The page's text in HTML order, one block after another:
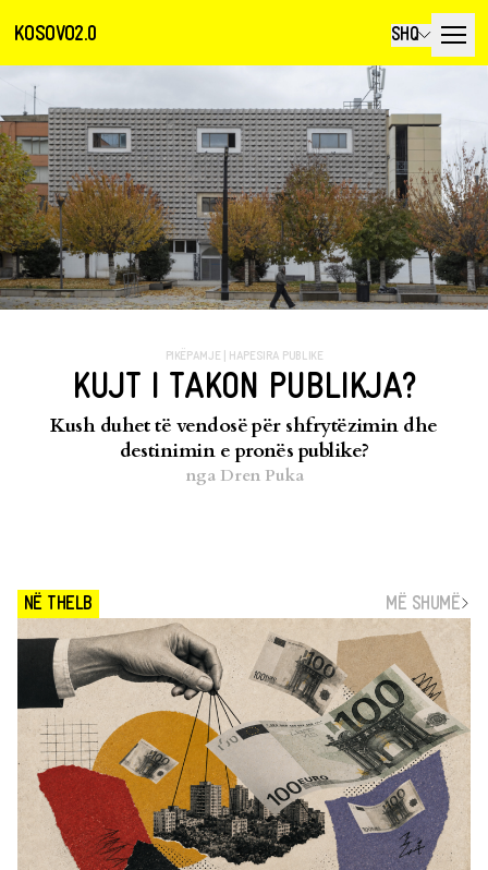
KOSOVO2.0 SHQ
PIKËPAMJE HAPESIRA PUBLIKE
KUJT I TAKON PUBLIKJA?
Kush duhet të vendosë për shfrytëzimin dhe
destinimin e pronës publike?
nga Dren Puka
NË THELB MË SHUMË